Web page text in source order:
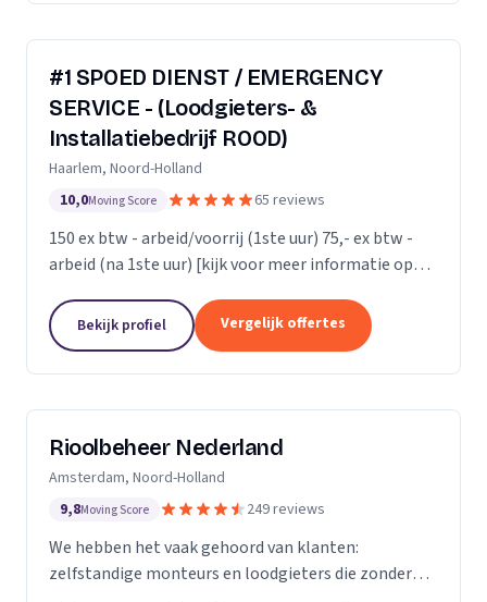
#1 SPOED DIENST / EMERGENCY
SERVICE - (Loodgieters- &
Installatiebedrijf ROOD)
Haarlem, Noord-Holland
10,0Moving Score 65 reviews
150 ex btw - arbeid/voorrij (1ste uur) 75,- ex btw -
arbeid (na 1ste uur) [kijk voor meer informatie op
Bekijk profiel Vergelijk offertes
Rioolbeheer Nederland
Amsterdam, Noord-Holland
9,8Moving Score 249 reviews
We hebben het vaak gehoord van klanten:
zelfstandige monteurs en loodgieters die zonder